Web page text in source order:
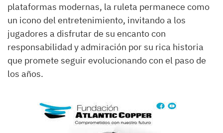
plataformas modernas, la ruleta permanece como
un icono del entretenimiento, invitando a los
jugadores a disfrutar de su encanto con
responsabilidad y admiración por su rica historia
que promete seguir evolucionando con el paso de
los años.